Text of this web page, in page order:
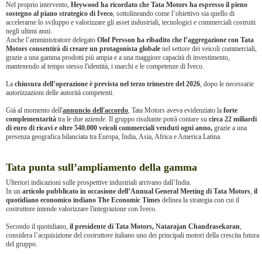
Nel proprio intervento, Heywood ha ricordato che Tata Motors ha espresso il pieno
sostegno al piano strategico di Iveco, sottolineando come l’obiettivo sia quello di
accelerarne lo sviluppo e valorizzare gli asset industriali, tecnologici e commerciali costruiti
negli ultimi anni.
Anche l’amministratore delegato Olof Persson ha ribadito che l’aggregazione con Tata
Motors consentirà di creare un protagonista globale nel settore dei veicoli commerciali,
grazie a una gamma prodotti più ampia e a una maggiore capacità di investimento,
mantenendo al tempo stesso l'identità, i marchi e le competenze di Iveco.
La chiusura dell’operazione è prevista nel terzo trimestre del 2026, dopo le necessarie
autorizzazioni delle autorità competenti.
Già al momento dell'annuncio dell'accordo, Tata Motors aveva evidenziato la forte
complementarità tra le due aziende. Il gruppo risultante potrà contare su circa 22 miliardi
di euro di ricavi e oltre 540.000 veicoli commerciali venduti ogni anno, grazie a una
presenza geografica bilanciata tra Europa, India, Asia, Africa e America Latina.
Tata punta sull’ampliamento della gamma
Ulteriori indicazioni sulle prospettive industriali arrivano dall’India.
In un articolo pubblicato in occasione dell’Annual General Meeting di Tata Motors, il
quotidiano economico indiano The Economic Times delinea la strategia con cui il
costruttore intende valorizzare l'integrazione con Iveco.
Secondo il quotidiano, il presidente di Tata Motors, Natarajan Chandrasekaran,
considera l’acquisizione del costruttore italiano uno dei principali motori della crescita futura
del gruppo.